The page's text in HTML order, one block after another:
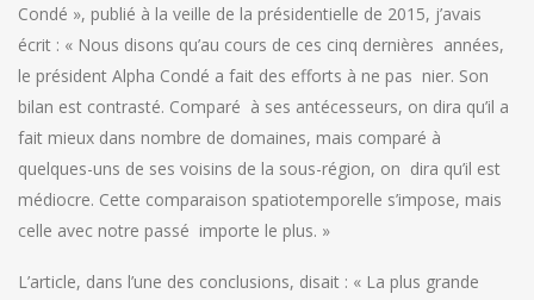
Condé », publié à la veille de la présidentielle de 2015, j’avais
écrit : « Nous disons qu’au cours de ces cinq dernières années,
le président Alpha Condé a fait des efforts à ne pas nier. Son
bilan est contrasté. Comparé à ses antécesseurs, on dira qu’il a
fait mieux dans nombre de domaines, mais comparé à
quelques-uns de ses voisins de la sous-région, on dira qu’il est
médiocre. Cette comparaison spatiotemporelle s’impose, mais
celle avec notre passé importe le plus. »
L’article, dans l’une des conclusions, disait : « La plus grande